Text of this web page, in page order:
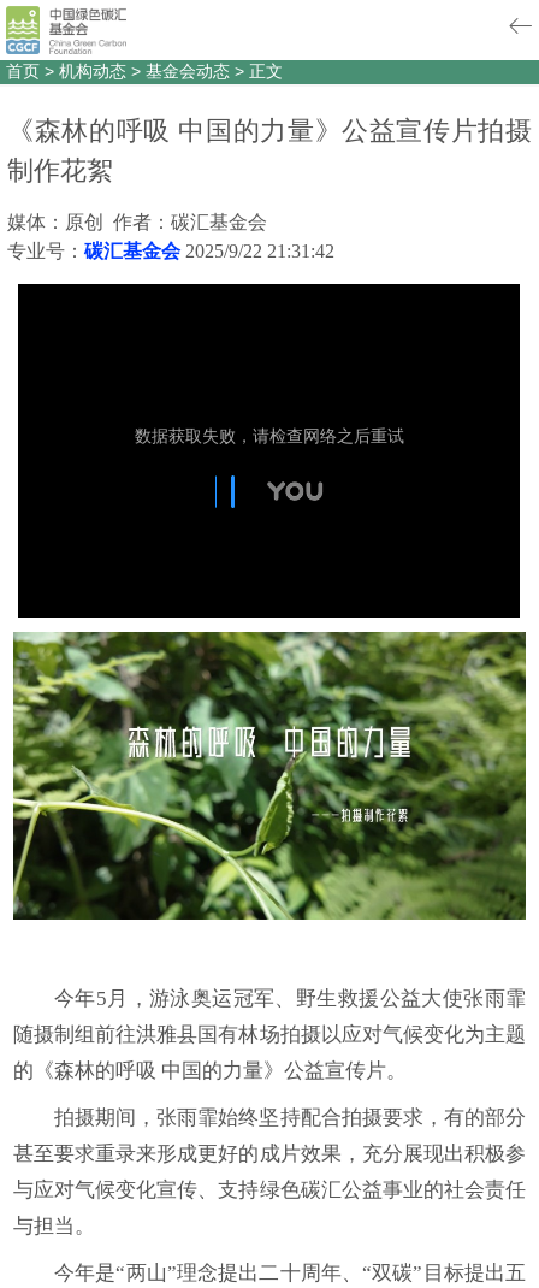
首页 > 机构动态 > 基金会动态 > 正文
《森林的呼吸 中国的力量》公益宣传片拍摄
制作花絮
媒体：原创 作者：碳汇基金会
专业号： 碳汇基金会 2025/9/22 21:31:42
今年5月，游泳奥运冠军、野生救援公益大使张雨霏
随摄制组前往洪雅县国有林场拍摄以应对气候变化为主题
的《森林的呼吸 中国的力量》公益宣传片。
拍摄期间，张雨霏始终坚持配合拍摄要求，有的部分
甚至要求重录来形成更好的成片效果，充分展现出积极参
与应对气候变化宣传、支持绿色碳汇公益事业的社会责任
与担当。
今年是“两山”理念提出二十周年、“双碳”目标提出五